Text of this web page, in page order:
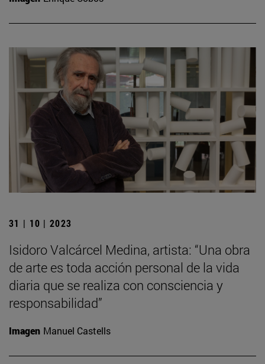
31 | 10 | 2023
Isidoro Valcárcel Medina, artista: “Una obra
de arte es toda acción personal de la vida
diaria que se realiza con consciencia y
responsabilidad”
Imagen Manuel Castells